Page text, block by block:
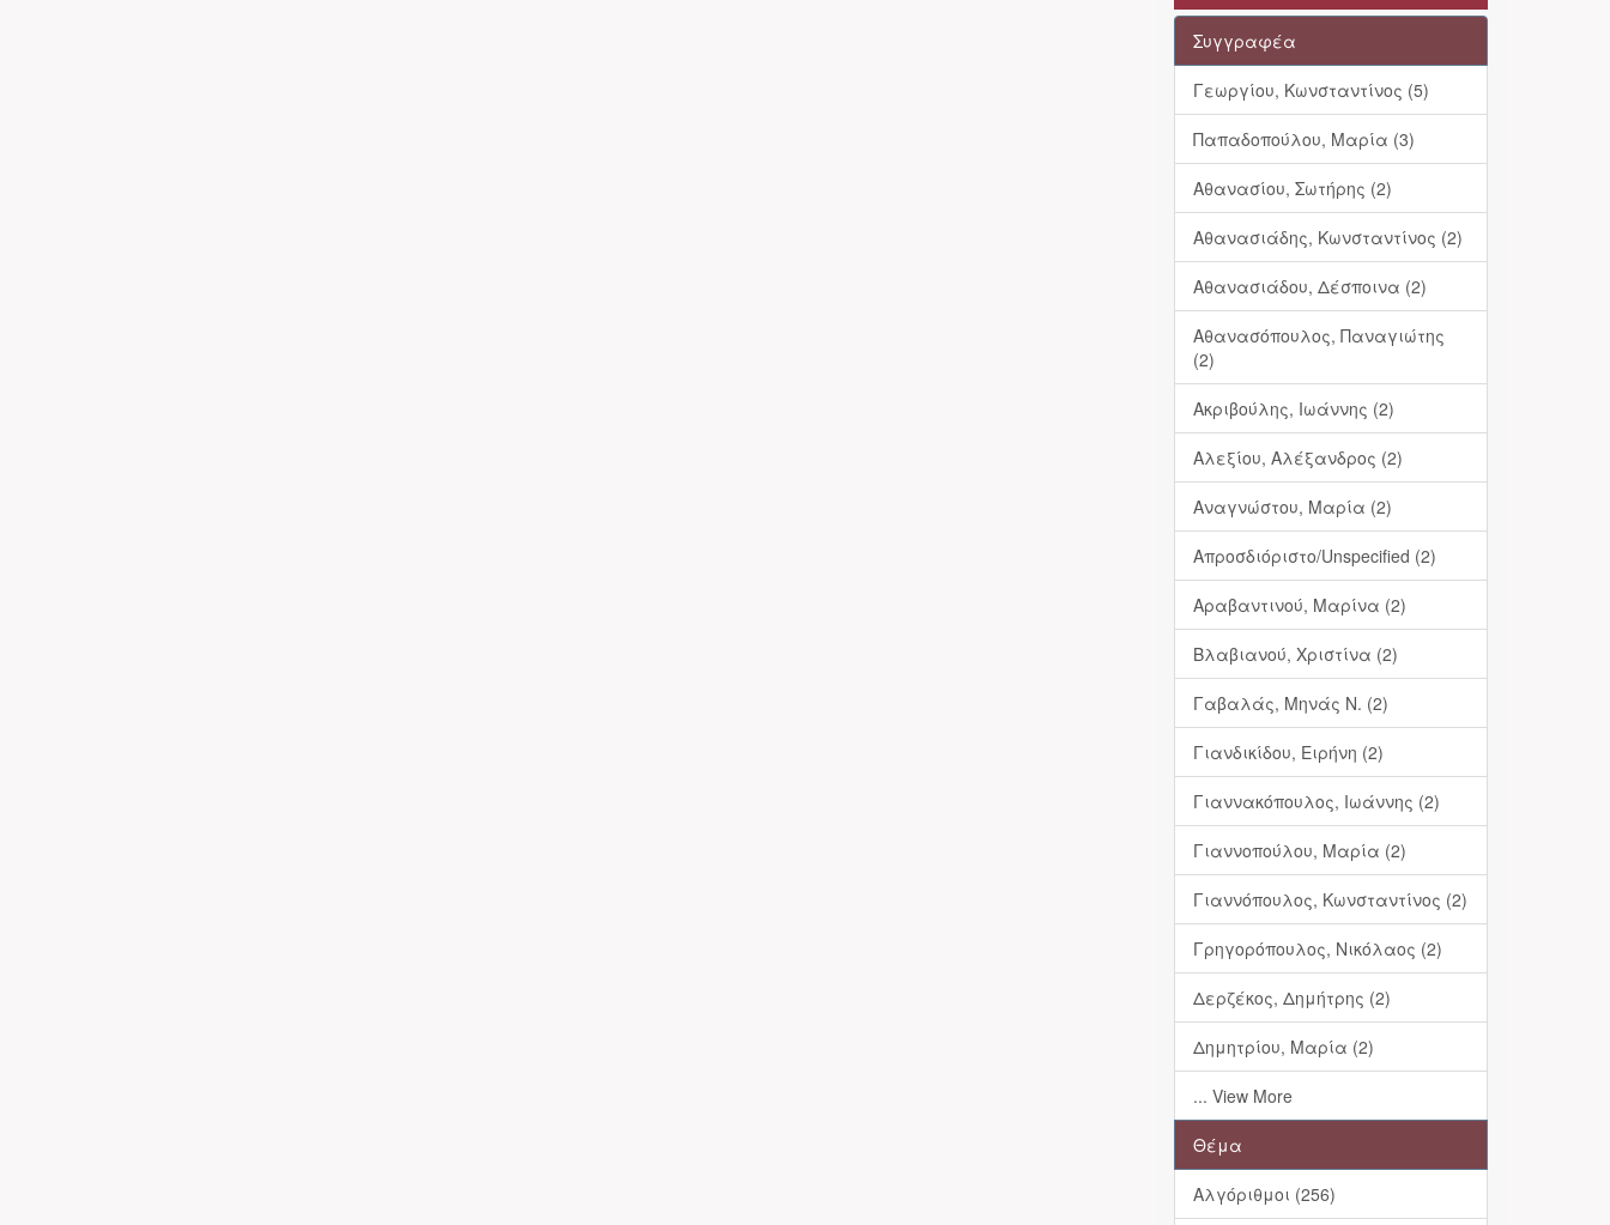
Συγγραφέα
Γεωργίου, Κωνσταντίνος (5)
Παπαδοπούλου, Μαρία (3)
Αθανασίου, Σωτήρης (2)
Αθανασιάδης, Κωνσταντίνος (2)
Αθανασιάδου, Δέσποινα (2)
Αθανασόπουλος, Παναγιώτης
(2)
Ακριβούλης, Ιωάννης (2)
Αλεξίου, Αλέξανδρος (2)
Αναγνώστου, Μαρία (2)
Απροσδιόριστο/Unspecified (2)
Αραβαντινού, Μαρίνα (2)
Βλαβιανού, Χριστίνα (2)
Γαβαλάς, Μηνάς Ν. (2)
Γιανδικίδου, Ειρήνη (2)
Γιαννακόπουλος, Ιωάννης (2)
Γιαννοπούλου, Μαρία (2)
Γιαννόπουλος, Κωνσταντίνος (2)
Γρηγορόπουλος, Νικόλαος (2)
Δερζέκος, Δημήτρης (2)
Δημητρίου, Μαρία (2)
... View More
Θέμα
Αλγόριθμοι (256)